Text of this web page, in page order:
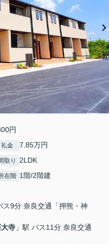
円
礼金 7.85万円
取り 2LDK
在階 1階/2階建
ス9分 奈良交通「押熊・神
寺 」駅 バス11分 奈良交通